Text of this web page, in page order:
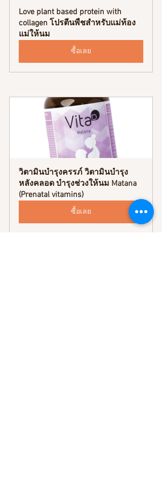
Love plant based protein with
collagen โปรตีนพืชสำหรับแม่ท้อง
แม่ให้นม
ซื้อเลย
วิตามินบำรุงครรภ์ วิตามินบำรุง
หลังคลอด บำรุงช่วงให้นม Matana
(Prenatal vitamins)
ซื้อเลย